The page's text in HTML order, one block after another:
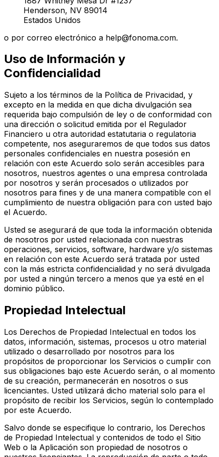
Henderson, NV 89014
Estados Unidos
o por correo electrónico a help@fonoma.com.
Uso de Información y
Confidencialidad
Sujeto a los términos de la Política de Privacidad, y
excepto en la medida en que dicha divulgación sea
requerida bajo compulsión de ley o de conformidad con
una dirección o solicitud emitida por el Regulador
Financiero u otra autoridad estatutaria o regulatoria
competente, nos aseguraremos de que todos sus datos
personales confidenciales en nuestra posesión en
relación con este Acuerdo solo serán accesibles para
nosotros, nuestros agentes o una empresa controlada
por nosotros y serán procesados o utilizados por
nosotros para fines y de una manera compatible con el
cumplimiento de nuestra obligación para con usted bajo
el Acuerdo.
Usted se asegurará de que toda la información obtenida
de nosotros por usted relacionada con nuestras
operaciones, servicios, software, hardware y/o sistemas
en relación con este Acuerdo será tratada por usted
con la más estricta confidencialidad y no será divulgada
por usted a ningún tercero a menos que ya esté en el
dominio público.
Propiedad Intelectual
Los Derechos de Propiedad Intelectual en todos los
datos, información, sistemas, procesos u otro material
utilizado o desarrollado por nosotros para los
propósitos de proporcionar los Servicios o cumplir con
sus obligaciones bajo este Acuerdo serán, o al momento
de su creación, permanecerán en nosotros o sus
licenciantes. Usted utilizará dicho material solo para el
propósito de recibir los Servicios, según lo contemplado
por este Acuerdo.
Salvo donde se especifique lo contrario, los Derechos
de Propiedad Intelectual y contenidos de todo el Sitio
Web o la Aplicación son propiedad de nosotros o